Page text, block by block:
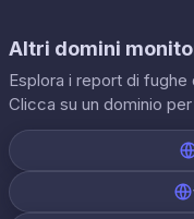
Altri domini
Esplora i report di
Clicca su un dominio